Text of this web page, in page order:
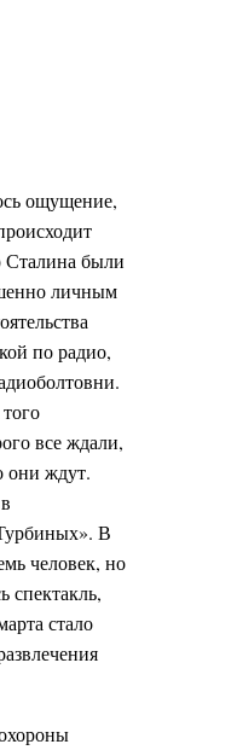
ощущение,
Сталина были
личным
по радио,
все ждали,
они ждут.
В
человек, но
спектакль,
стало